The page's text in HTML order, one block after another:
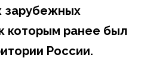
зарубежных
которым ранее был
России.